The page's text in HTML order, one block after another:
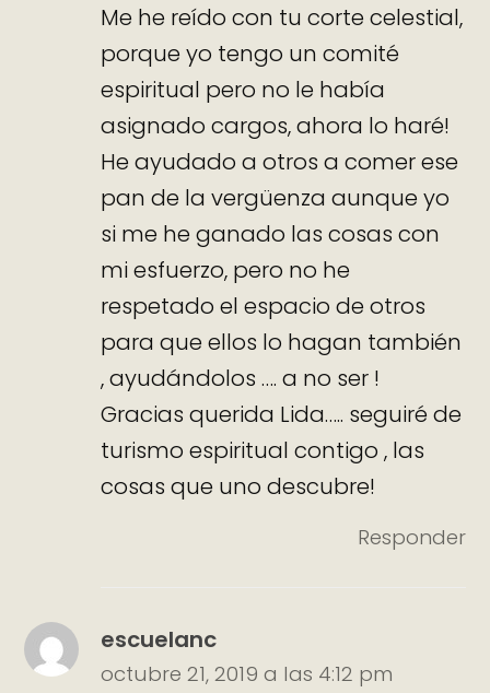
Me he reído con tu corte celestial,
porque yo tengo un comité
espiritual pero no le había
asignado cargos, ahora lo haré!
He ayudado a otros a comer ese
pan de la vergüenza aunque yo
si me he ganado las cosas con
mi esfuerzo, pero no he
respetado el espacio de otros
para que ellos lo hagan también
, ayudándolos …. a no ser !
Gracias querida Lida….. seguiré de
turismo espiritual contigo , las
cosas que uno descubre!
Responder
escuelanc
octubre 21, 2019 a las 4:12 pm